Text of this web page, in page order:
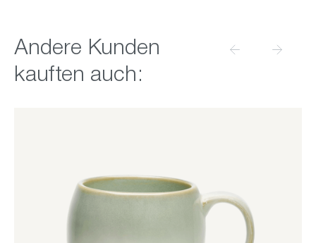
Produktgalerie überspringen
Andere Kunden
kauften auch: